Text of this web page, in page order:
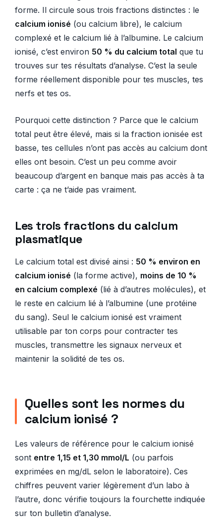
forme. Il circule sous trois fractions distinctes : le
calcium ionisé (ou calcium libre), le calcium
complexé et le calcium lié à l’albumine. Le calcium
ionisé, c’est environ 50 % du calcium total que tu
trouves sur tes résultats d’analyse. C’est la seule
forme réellement disponible pour tes muscles, tes
nerfs et tes os.
Pourquoi cette distinction ? Parce que le calcium
total peut être élevé, mais si la fraction ionisée est
basse, tes cellules n’ont pas accès au calcium dont
elles ont besoin. C’est un peu comme avoir
beaucoup d’argent en banque mais pas accès à ta
carte : ça ne t’aide pas vraiment.
Les trois fractions du calcium
plasmatique
Le calcium total est divisé ainsi : 50 % environ en
calcium ionisé (la forme active), moins de 10 %
en calcium complexé (lié à d’autres molécules), et
le reste en calcium lié à l’albumine (une protéine
du sang). Seul le calcium ionisé est vraiment
utilisable par ton corps pour contracter tes
muscles, transmettre les signaux nerveux et
maintenir la solidité de tes os.
Quelles sont les normes du
calcium ionisé ?
Les valeurs de référence pour le calcium ionisé
sont entre 1,15 et 1,30 mmol/L (ou parfois
exprimées en mg/dL selon le laboratoire). Ces
chiffres peuvent varier légèrement d’un labo à
l’autre, donc vérifie toujours la fourchette indiquée
sur ton bulletin d’analyse.